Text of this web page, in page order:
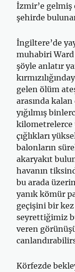
İzmir’e gelmiş
şehirde
İngiltere’de
muhabiri Ward
şöyle anlatır
gelen ölüm
arasında
yığılmış
kilometrelerce
çığlıkları
balonların
akaryakıt
havanın
bu arada
yanık kömür
geçişini bir
seyrettiğimiz
veren
Körfezde